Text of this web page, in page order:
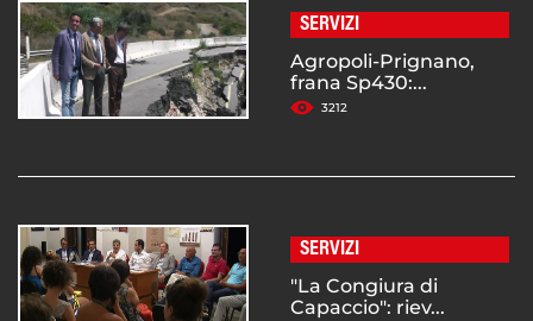
SERVIZI
Agropoli-Prignano,
frana Sp430:...
3212
SERVIZI
"La Congiura di
Capaccio": riev...